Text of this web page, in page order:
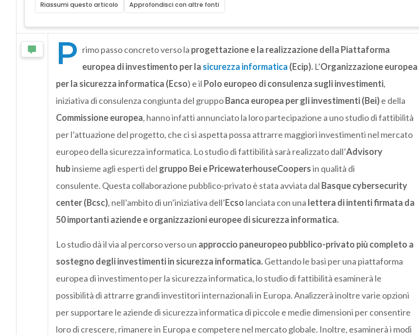
Riassumi questo articolo Approfondisci con altre fonti
P rimo passo concreto verso la progettazione e la realizzazione della Piattaforma
europea di investimento per la sicurezza informatica (Ecip).L’Organizzazione europea
per la sicurezza informatica (Ecso) e il Polo europeo di consulenza sugli investimenti,
iniziativa di consulenza congiunta del gruppoBanca europea per gli investimenti (Bei)e della
Commissione europea, hanno infatti annunciato la loro partecipazione a uno studio di fattibilità
per l’attuazione del progetto, che ci si aspetta possa attrarre maggiori investimenti nel mercato
europeo della sicurezza informatica. Lo studio di fattibilità sarà realizzato dall’Advisory
hubinsieme agli esperti del gruppo Bei e PricewaterhouseCoopersin qualità di
consulente. Questa collaborazione pubblico-privato è stata avviata dal Basque cybersecurity
center (Bcsc), nell’ambito di un’iniziativa dell’Ecso lanciata con una lettera di intenti firmata da
50 importanti aziende e organizzazioni europee di sicurezza informatica.
Lo studio dà il via al percorso verso un approccio paneuropeo pubblico-privato più completo a
sostegno degli investimenti in sicurezza informatica.Gettando le basi per una piattaforma
europea di investimento per la sicurezza informatica, lo studio di fattibilità esaminerà le
possibilità di attrarre grandi investitori internazionali in Europa. Analizzerà inoltre varie opzioni
per supportare le aziende di sicurezza informatica di piccole e medie dimensioni per consentire
loro di crescere, rimanere in Europa e competere nel mercato globale. Inoltre, esaminerà i modi
C
cybersecurity